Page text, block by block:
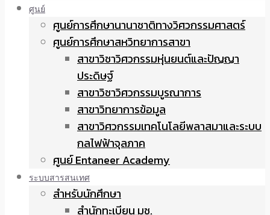
ศูนย์
ศูนย์การศึกษานานาชาติทางวิศวกรรมศาสตร์
ศูนย์การศึกษาสหวิทยาการสาขา
สาขาวิชาวิศวกรรมหุ่นยนต์และปัญญา
ประดิษฐ์
สาขาวิชาวิศวกรรมบูรณาการ
สาขาวิทยาการข้อมูล
สาขาวิศวกรรมเทคโนโลยีพลาสมาและระบบ
กลไฟฟ้าจุลภาค
ศูนย์ Entaneer Academy
ระบบสารสนเทศ
สำหรับนักศึกษา
สำนักทะเบียน มช.